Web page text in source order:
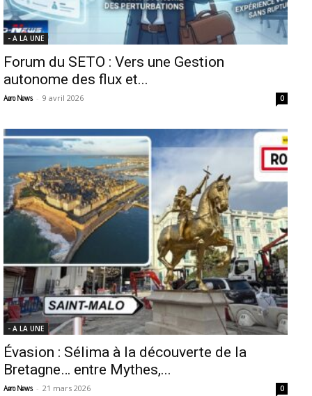
- A LA UNE
Forum du SETO : Vers une Gestion
autonome des flux et...
Aero News - 9 avril 2026 0
- A LA UNE
Évasion : Sélima à la découverte de la
Bretagne… entre Mythes,...
Aero News - 21 mars 2026 0